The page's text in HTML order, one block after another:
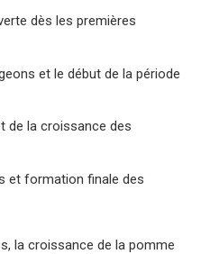
dès les premières
et le début de la période
de la croissance des
et formation finale des
la croissance de la pomme